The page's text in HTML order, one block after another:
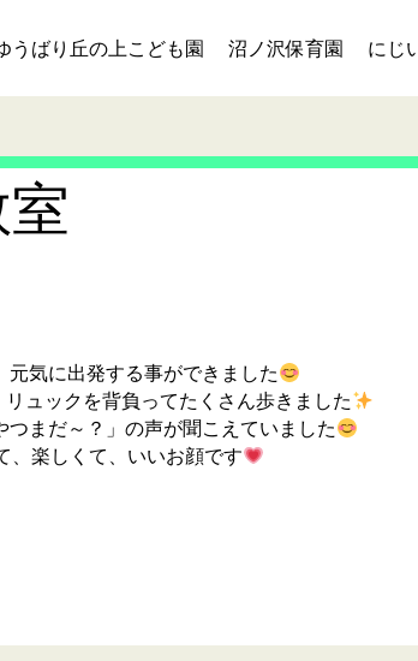
うばり丘の上こども園 沼ノ沢保育園 にじ
気に出発する事ができました
ュックを背負ってたくさん歩きました
まだ～？」の声が聞こえていました
、楽しくて、いいお顔です